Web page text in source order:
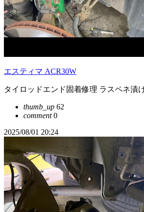
エスティマ ACR30W
タイロッドエンド固着修理 ラスペネ漬
thumb_up 62
comment0
2025/08/01 20:24